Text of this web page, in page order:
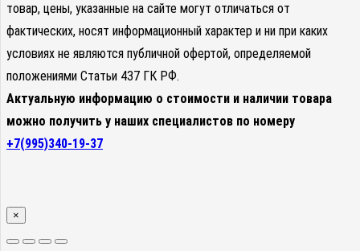
товар, цены, указанные на сайте могут отличаться от
фактических, носят информационный характер и ни при каких
условиях не являются публичной офертой, определяемой
положениями Статьи 437 ГК РФ.
Актуальную информацию о стоимости и наличии товара
можно получить у наших специалистов по номеру
+7(995)340-19-37
×